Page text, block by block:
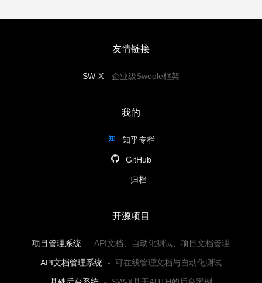
友情链接
SW-X - 企业级Swoole框架
我的
知乎专栏
GitHub
归档
开源项目
项目管理系统 - API文档、自动化测试、项目文档管理
API文档管理系统 - 可在线管理文档与自动化测试